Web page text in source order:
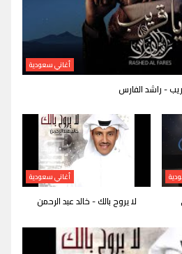
أغاني سعودية
- راشد الفارس
أغاني سعودية
لا يروح بالك - خالد عبد الرحمن